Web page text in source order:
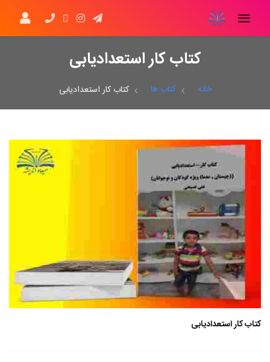
کتاب کار استعدادیابی
خانه کتاب ها کتاب کار استعدادیابی
کتاب کار استعدادیابی